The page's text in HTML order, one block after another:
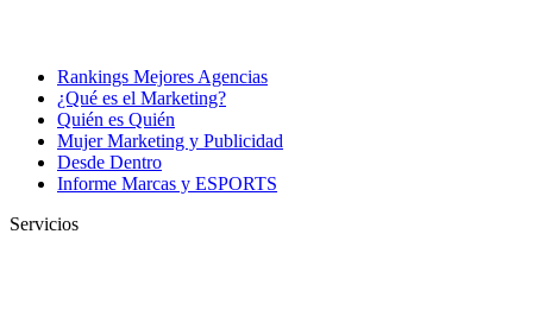
Rankings Mejores Agencias
¿Qué es el Marketing?
Quién es Quién
Mujer Marketing y Publicidad
Desde Dentro
Informe Marcas y ESPORTS
Servicios